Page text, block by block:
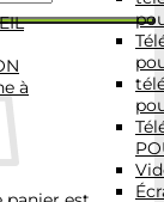
à